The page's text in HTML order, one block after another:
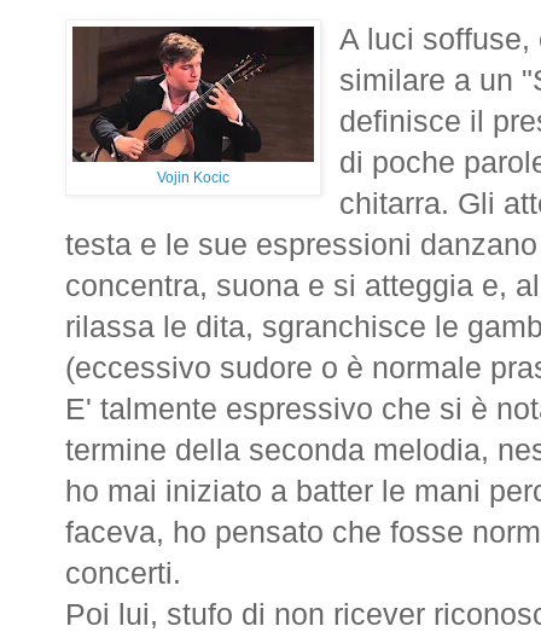
Vojin Kocic
A luci soffuse,
similare a un
definisce il
di poche
chitarra. Gli
testa e le sue espressioni
concentra, suona e si atteggia e,
rilassa le dita, sgranchisce le
(eccessivo sudore o è normale
E' talmente espressivo che si è
termine della seconda melodia,
ho mai iniziato a batter le mani
faceva, ho pensato che fosse
concerti.
Poi lui, stufo di non ricever